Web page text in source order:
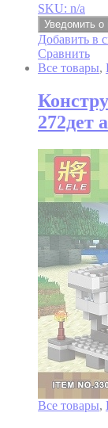
SKU: n/a
Уведомить о
Добавить в
Сравнить
Все товары,
272дет
Все товары,